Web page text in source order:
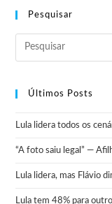
Pesquisar
Últimos Posts
Lula lidera todos os
“A foto saiu legal” —
Lula lidera, mas Flávio
Lula tem 48% para